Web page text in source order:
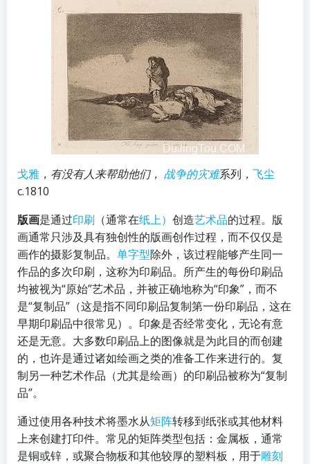
戈雅 ， 有没有人来帮助他们， 战争的灾难系列， 飞尘
c.1810
版画是通过印刷 （通常在纸上） 创造艺术品的过程。版
画通常只涉及具有独创性的版画创作过程，而不仅仅是
画作的摄影复制品。 单字型除外 ，该过程能够产生同一
作品的多次印刷，这称为印刷品。所产生的每份印刷品
均被视为“原始”艺术品，并被正确地称为“印象”，而不
是“复制品”（这是指不同印刷品复制第一份印刷品，这在
早期印刷品中很常见）。印象是否经常变化，无论有意
还是无意。大多数印刷品上的图像就是为此目的而创建
的，也许是通过诸如绘画之类的准备工作来进行的。复
制另一种艺术作品（尤其是绘画）的印刷品被称为“复制
品”。
通过使用各种技术将墨水从矩阵转移到纸张或其他材料
上来创建打印件。常见的矩阵类型包括：金属板，通常
是铜或锌，或聚合物板和其他较厚的塑料板，用于雕刻